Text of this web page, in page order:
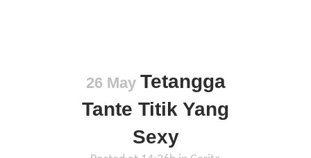
26 May Tetangga
Tante Titik Yang
Sexy